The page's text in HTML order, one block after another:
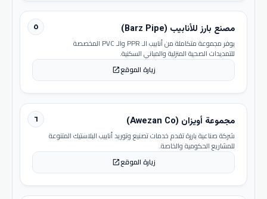
٥ مصنع بارز للأنابيب (Barz Pipe)
يوفر مجموعة متكاملة من أنابيب الـ PPR والـ PVC المخصصة
للتمديدات الصحية المنزلية والمباني السكنية.
زيارة الموقعopen_in_new
٦ مجموعة أويزان (Awezan Co)
شركة صناعية بارزة تقدم خدمات تصنيع وتوريد أنابيب البلاستيك المتنوعة
للمشاريع الحكومية والخاصة.
زيارة الموقعopen_in_new